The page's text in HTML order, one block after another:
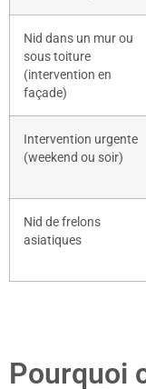
Nid dans un mur ou
sous toiture
(intervention en
façade)
Intervention urgente
(weekend ou soir)
Nid de frelons
asiatiques
Pourquoi